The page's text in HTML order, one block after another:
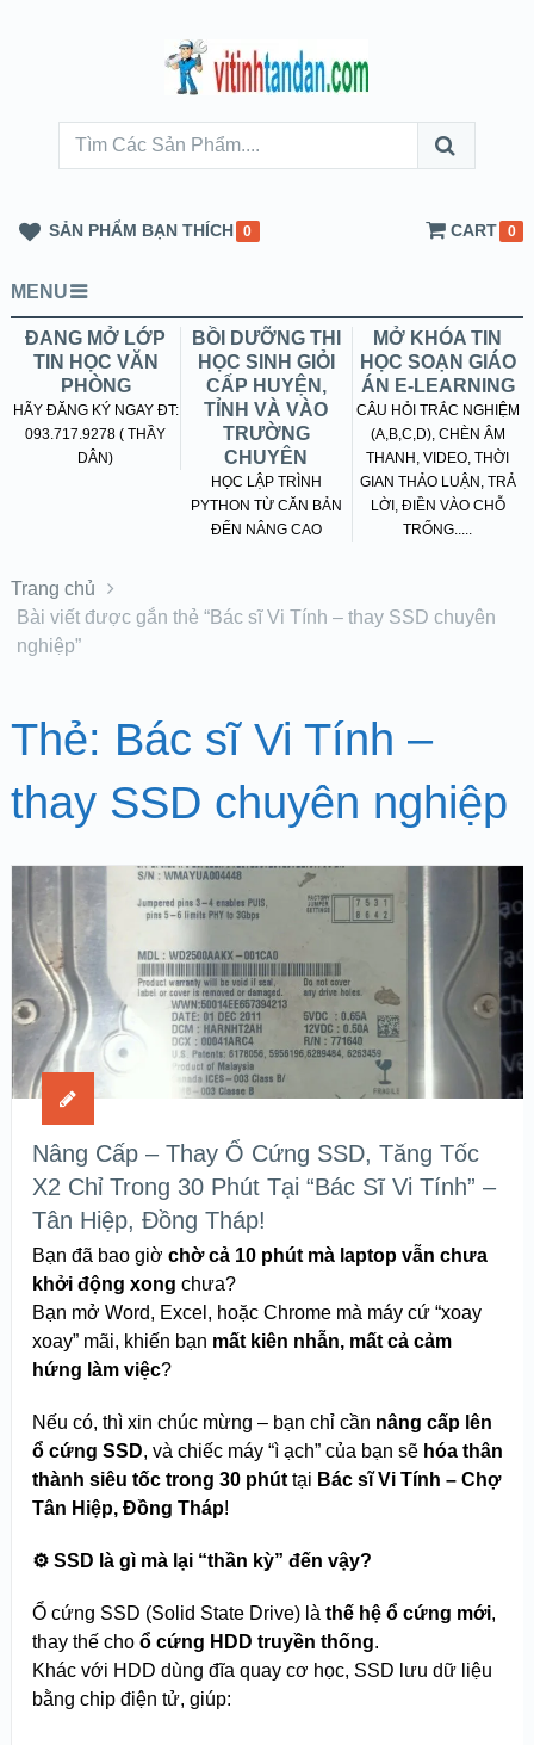
SẢN PHẨM BẠN THÍCH 0 CART 0
MENU
ĐANG MỞ LỚP
TIN HỌC VĂN
PHÒNG
HÃY ĐĂNG KÝ NGAY ĐT:
093.717.9278 ( THẦY
DÂN)
BỒI DƯỠNG THI
HỌC SINH GIỎI
CẤP HUYỆN,
TỈNH VÀ VÀO
TRƯỜNG
CHUYÊN
HỌC LẬP TRÌNH
PYTHON TỪ CĂN BẢN
ĐẾN NÂNG CAO
MỞ KHÓA TIN
HỌC SOẠN GIÁO
ÁN E-LEARNING
CÂU HỎI TRẮC NGHIỆM
(A,B,C,D), CHÈN ÂM
THANH, VIDEO, THỜI
GIAN THẢO LUẬN, TRẢ
LỜI, ĐIỀN VÀO CHỖ
TRỐNG.....
Trang chủ
Bài viết được gắn thẻ “Bác sĩ Vi Tính – thay SSD chuyên
nghiệp”
Thẻ: Bác sĩ Vi Tính –
thay SSD chuyên nghiệp
Nâng Cấp – Thay Ổ Cứng SSD, Tăng Tốc
X2 Chỉ Trong 30 Phút Tại “Bác Sĩ Vi Tính” –
Tân Hiệp, Đồng Tháp!
Bạn đã bao giờ chờ cả 10 phút mà laptop vẫn chưa
khởi động xong chưa?
Bạn mở Word, Excel, hoặc Chrome mà máy cứ “xoay
xoay” mãi, khiến bạn mất kiên nhẫn, mất cả cảm
hứng làm việc?
Nếu có, thì xin chúc mừng – bạn chỉ cần nâng cấp lên
ổ cứng SSD, và chiếc máy “ì ạch” của bạn sẽ hóa thân
thành siêu tốc trong 30 phúttại Bác sĩ Vi Tính – Chợ
Tân Hiệp, Đồng Tháp!
⚙️SSD là gì mà lại “thần kỳ” đến vậy?
Ổ cứng SSD (Solid State Drive) là thế hệ ổ cứng mới,
thay thế cho ổ cứng HDD truyền thống.
Khác với HDD dùng đĩa quay cơ học, SSD lưu dữ liệu
bằng chip điện tử, giúp: